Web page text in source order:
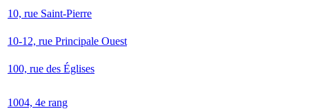
10, rue Saint-Pierre
10-12, rue Principale Ouest
100, rue des Églises
1004, 4e rang